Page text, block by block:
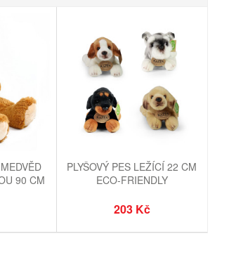
90 CM
PLYŠOVÝ PES LEŽÍCÍ 22 CM
ECO-FRIENDLY
203 Kč